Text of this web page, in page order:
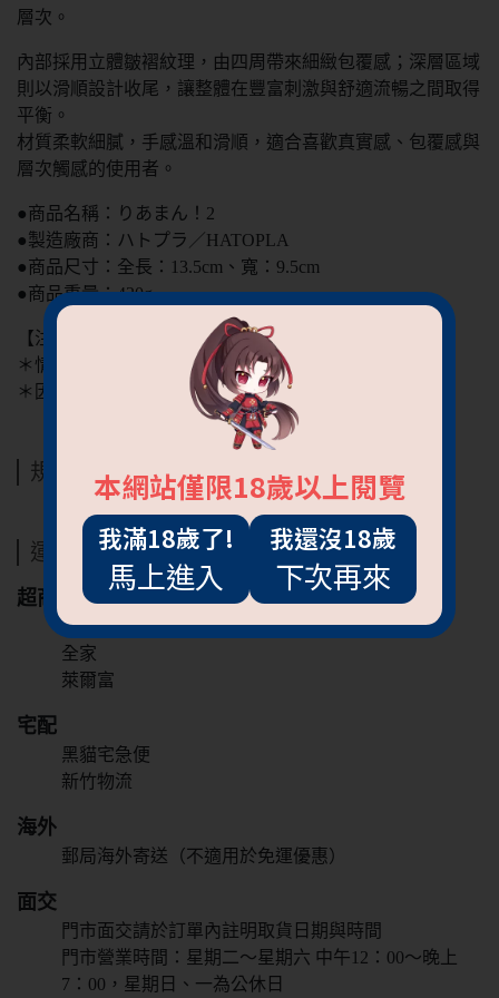
本網站僅限18歲以上閱覽
我滿18歲了!
馬上進入
我還沒18歲
下次再來
才能閱覽OGC網站
層次。
內部採用立體皺褶紋理，由四周帶來細緻包覆感；深層區域
則以滑順設計收尾，讓整體在豐富刺激與舒適流暢之間取得
平衡。
材質柔軟細膩，手感溫和滑順，適合喜歡真實感、包覆感與
層次觸感的使用者。
●商品名稱：りあまん！2
●製造廠商：ハトプラ／HATOPLA
●商品尺寸：全長：13.5cm、寬：9.5cm
●商品重量：420g
【注意事項】
＊情趣用品屬個人衛生用品，拆封後，無法接受退貨＊
＊因解析度不同造成色差，皆以實品顏色為主！＊
規格說明
運送方式
超商
7-11
全家
萊爾富
宅配
黑貓宅急便
新竹物流
海外
郵局海外寄送（不適用於免運優惠）
面交
門市面交請於訂單內註明取貨日期與時間
門市營業時間：星期二～星期六 中午12：00～晚上
7：00，星期日、一為公休日